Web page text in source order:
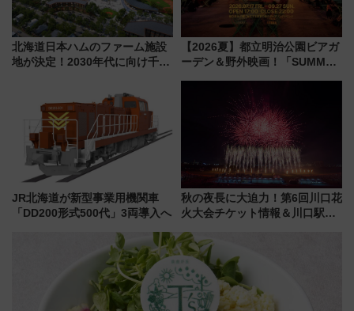
北海道日本ハムのファーム施設
地が決定！2030年代に向け千歳
【2026夏】都立明治公園ビアガ
ーデン＆野外映画！「SUMMER
ケジュール 夜風とビール、映画
JR北海道が新型事業用機関車
「DD200形式500代」3両導入へ
秋の夜長に大迫力！第6回川口花
火大会チケット情報＆川口駅か